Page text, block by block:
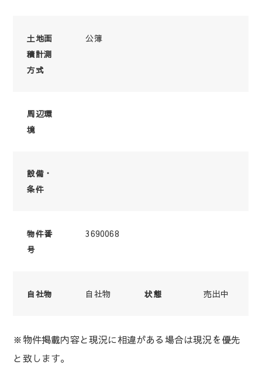
土地面
積計測
方式
公簿
周辺環
境
設備・
条件
物件番
号
3690068
自社物 自社物 状態 売出中
※物件掲載内容と現況に相違がある場合は現況を優先
と致します。